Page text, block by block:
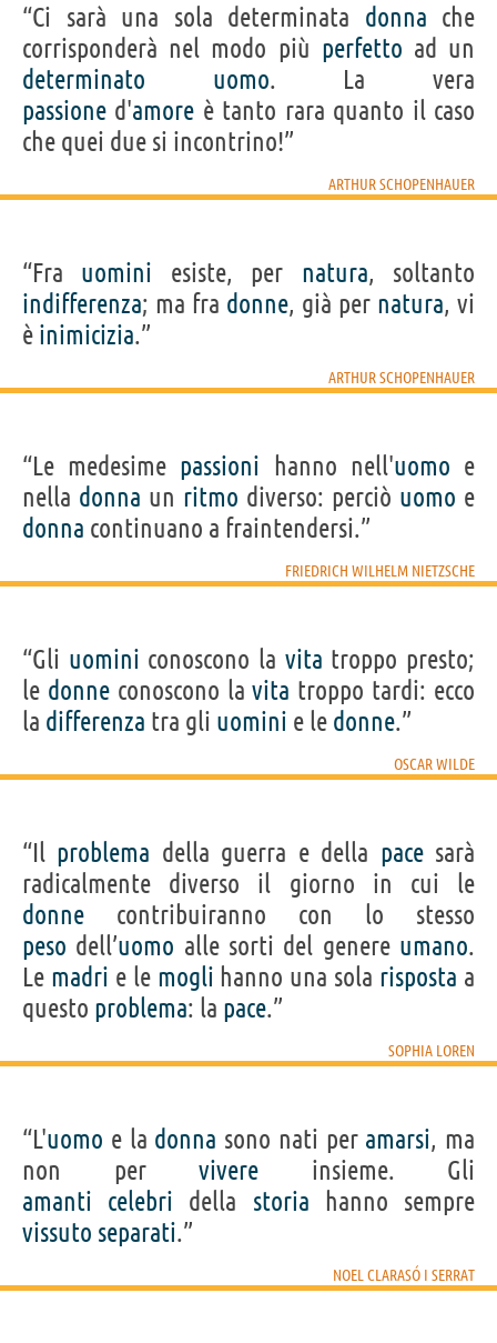
“Ci sarà una sola determinata donna che
corrisponderà nel modo più perfetto ad un
determinato
uomo. La vera
passione d'amore è tanto rara quanto il caso
che quei due si incontrino!”
ARTHUR SCHOPENHAUER
“Fra uomini esiste, per natura, soltanto
indifferenza; ma fra donne, già per natura, vi
è inimicizia.”
ARTHUR SCHOPENHAUER
“Le medesime passioni hanno nell'uomo e
nella donna un ritmo diverso: perciò uomo e
donna continuano a fraintendersi.”
FRIEDRICH WILHELM NIETZSCHE
“Gli uomini conoscono la vita troppo presto;
le donneconoscono lavita troppo tardi: ecco
la differenza tra gli uomini e le donne.”
OSCAR WILDE
“Il problema della guerra e della pacesarà
radicalmente diverso il giorno in cui le
donne contribuiranno con lo stesso
peso dell’uomo alle sorti del genere umano.
Le madri e le mogli hanno una sola risposta a
questo problema: la pace.”
SOPHIA LOREN
“L'uomo e la donna sono nati per amarsi, ma
non per vivere insieme. Gli
amanti celebri della storia hanno sempre
vissuto separati.”
NOEL CLARASÓ I SERRAT